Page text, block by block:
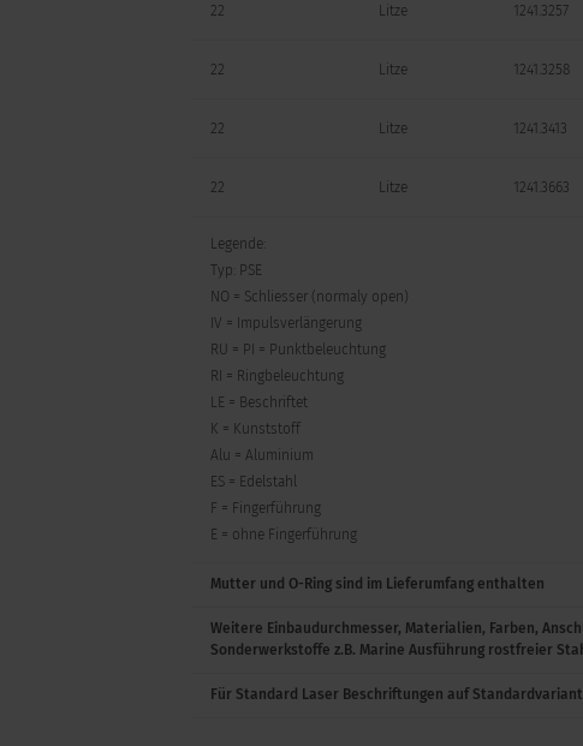
22 Litze 1241.3257
22 Litze 1241.3258
22 Litze 1241.3413
22 Litze 1241.3663
22
22 Litze
22
22
22
22 Stifte 1241.3008
Legende:
Typ: PSE
NO = Schliesser (normaly open)
IV = Impulsverlängerung
RU = PI = Punktbeleuchtung
RI = Ringbeleuchtung
LE = Beschriftet
K = Kunststoff
Alu = Aluminium
ES = Edelstahl
F = Fingerführung
E = ohne Fingerführung
Mutter und O-Ring sind im Lieferumfang enthalten
Weitere Einbaudurchmesser, Materialien, Farben,
Sonderwerkstoffe z.B. Marine Ausführung rostfreier
Für Standard Laser Beschriftungen auf